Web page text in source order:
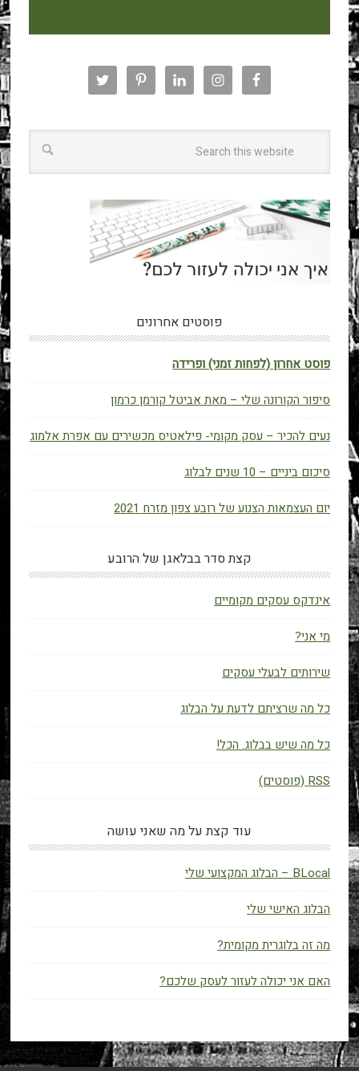
פוסטים אחרונים
פוסט אחרון (לפחות זמני) ופרידה
סיפור הקורונה שלי – מאת אביטל קורמן כרמון
נעים להכיר – עסק מקומי- פילאטיס מכשירים עם אפרת אלמוג
סיכום ביניים – 10 שנים לבלוג
יום העצמאות הצנוע של רובע צפון מזרח 2021
קצת סדר בבלאגן של הרובע
אינדקס עסקים מקומיים
מי אני?
שירותים לבעלי עסקים
כל מה שרציתם לדעת על הבלוג
כל מה שיש בבלוג. הכל!
RSS (פוסטים)
עוד קצת על מה שאני עושה
BLocal – הבלוג המקצועי שלי
הבלוג האישי שלי
מה זה בלוגרית מקומית?
האם אני יכולה לעזור לעסק שלכם?